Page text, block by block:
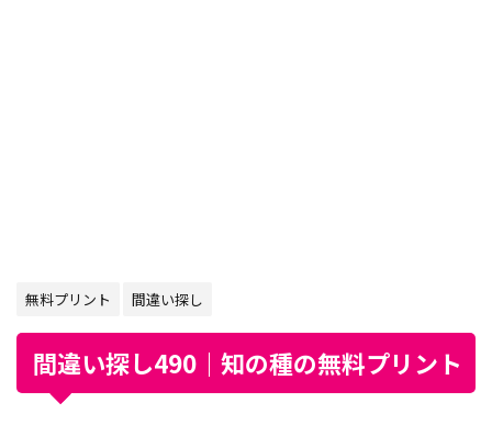
無料プリント 間違い探し
間違い探し490｜知の種の無料プリント